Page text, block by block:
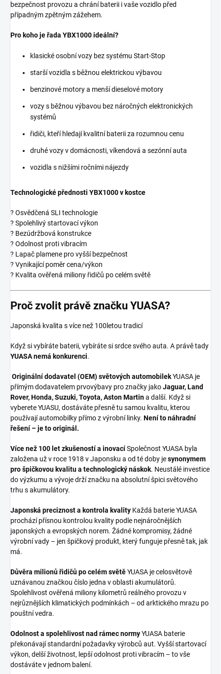
bezpečnost provozu a chrání baterii i vaše vozidlo před
případným zpětným zážehem.
Pro koho je řada YBX1000 ideální?
klasické osobní vozy bez systému Start-Stop
starší vozidla s běžnou elektrickou výbavou
benzinové motory a menší dieselové motory
vozy s běžnou výbavou bez náročných elektronických
systémů
řidiči, kteří hledají kvalitní baterii za rozumnou cenu
druhé vozy v domácnosti, víkendová a sezónní auta
vozidla s nižšími ročními nájezdy
Technologické přednosti YBX1000 v kostce
? Osvědčená SLI technologie
? Spolehlivý startovací výkon
? Bezúdržbová konstrukce
? Odolnost proti vibracím
? Lapač plamene pro vyšší bezpečnost
? Vynikající poměr cena/výkon
? Kvalita ověřená miliony řidičů po celém světě
Proč zvolit právě značku YUASA?
Japonská kvalita s více než 100letou tradicí
Když si vybíráte baterii, vybíráte si srdce svého auta. A právě tady
YUASA nemá konkurenci.
Originální dodavatel (OEM) světových automobilekYUASA je
přímým dodavatelem prvovýbavy pro značky jakoJaguar, Land
Rover, Honda, Suzuki, Toyota, Aston Martina další. Když si
vyberete YUASU, dostáváte přesně tu samou kvalitu, kterou
používají automobilky přímo z výrobní linky. Není to náhradní
řešení – je to originál.
Více než 100 let zkušeností a inovacíSpolečnost YUASA byla
založena už v roce 1918 v Japonsku a od té doby jesynonymem
pro špičkovou kvalitu a technologický náskok. Neustálé investice
do výzkumu a vývoje drží značku na absolutní špici světového
trhu s akumulátory.
Japonská preciznost a kontrola kvality Každá baterie YUASA
prochází přísnou kontrolou kvality podle nejnáročnějších
japonských a evropských norem. Žádné kompromisy, žádné
výrobní vady – jen špičkový produkt, který funguje přesně tak, jak
má.
Důvěra milionů řidičů po celém světěYUASA je celosvětově
uznávanou značkou číslo jedna v oblasti akumulátorů.
Spolehlivost ověřená miliony kilometrů reálného provozu v
nejrůznějších klimatických podmínkách – od arktického mrazu po
pouštní vedra.
Odolnost a spolehlivost nad rámec normyYUASA baterie
překonávají standardní požadavky výrobců aut. Vyšší startovací
výkon, delší životnost, lepší odolnost proti vibracím – to vše
dostáváte v jednom balení.